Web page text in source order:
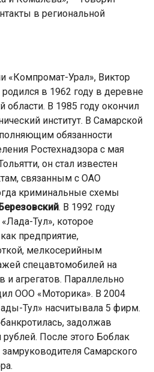
в региональной
«Компромат-Урал», Виктор
в 1962 году в деревне
В 1985 году окончил
институт. В Самарской
обязанности
Ростехнадзора с мая
он стал известен
связанным с ОАО
криминальные схемы
Березовский. В 1992 году
Тул», которое
предприятие,
мелкосерийным
спецавтомобилей на
и агрегатов. Параллельно
ООО «Моторика». В 2004
Тул» насчитывала 5 фирм.
задолжав
После этого Боблак
Самарского